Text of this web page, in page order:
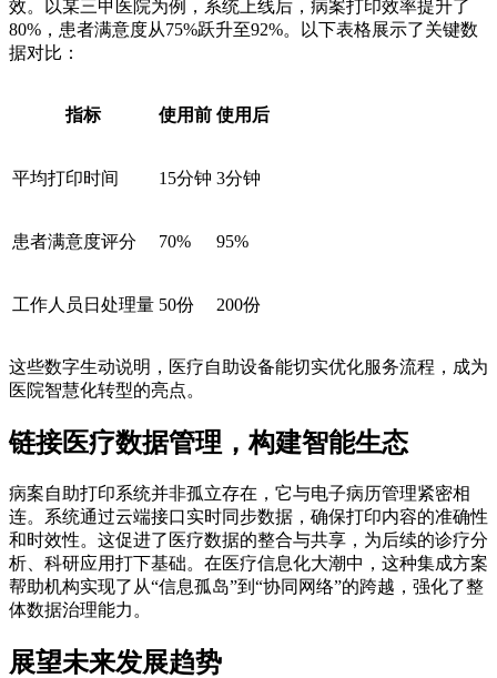
效。以某三甲医院为例，系统上线后，病案打印效率提升了
80%，患者满意度从75%跃升至92%。以下表格展示了关键数
据对比：
指标 使用前 使用后
平均打印时间 15分钟 3分钟
患者满意度评分 70% 95%
工作人员日处理量 50份 200份
这些数字生动说明，医疗自助设备能切实优化服务流程，成为
医院智慧化转型的亮点。
链接医疗数据管理，构建智能生态
病案自助打印系统并非孤立存在，它与电子病历管理紧密相
连。系统通过云端接口实时同步数据，确保打印内容的准确性
和时效性。这促进了医疗数据的整合与共享，为后续的诊疗分
析、科研应用打下基础。在医疗信息化大潮中，这种集成方案
帮助机构实现了从“信息孤岛”到“协同网络”的跨越，强化了整
体数据治理能力。
展望未来发展趋势